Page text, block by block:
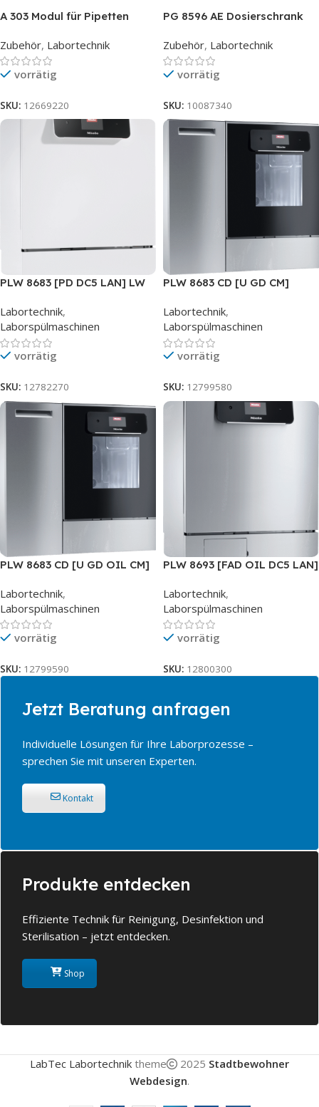
A 303 Modul für Pipetten
Zubehör, Labortechnik
vorrätig
SKU: 12669220
PG 8596 AE Dosierschrank
Zubehör, Labortechnik
vorrätig
SKU: 10087340
PLW 8683 [PD DC5 LAN] LW
Labortechnik,
Laborspülmaschinen
vorrätig
SKU: 12782270
PLW 8683 CD [U GD CM]
Labortechnik,
Laborspülmaschinen
vorrätig
SKU: 12799580
PLW 8683 CD [U GD OIL CM]
Labortechnik,
Laborspülmaschinen
vorrätig
SKU: 12799590
PLW 8693 [FAD OIL DC5 LAN]
Labortechnik,
Laborspülmaschinen
vorrätig
SKU: 12800300
Jetzt Beratung anfragen
Individuelle Lösungen für Ihre Laborprozesse –
sprechen Sie mit unseren Experten.
Kontakt
Produkte entdecken
Effiziente Technik für Reinigung, Desinfektion und
Sterilisation – jetzt entdecken.
Shop
LabTec Labortechnik theme 2025 Stadtbewohner
Webdesign.